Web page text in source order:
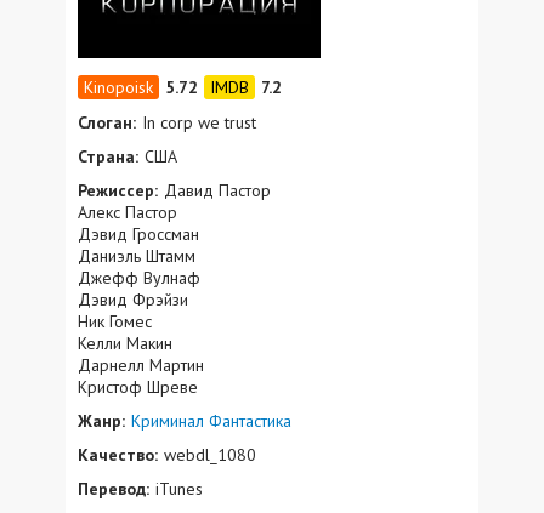
5.72
7.2
Слоган: In corp we trust
Страна: США
Режиссер: Давид Пастор
Алекс Пастор
Дэвид Гроссман
Даниэль Штамм
Джефф Вулнаф
Дэвид Фрэйзи
Ник Гомес
Келли Макин
Дарнелл Мартин
Кристоф Шреве
Жанр: Криминал Фантастика
Качество: webdl_1080
Перевод: iTunes